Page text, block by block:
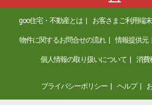
goo住宅・不動産とは お客さまご利用端
物件に関するお問合せの流れ 情報提供元
個人情報の取り扱いについて 消費
プライバシーポリシー ヘルプ